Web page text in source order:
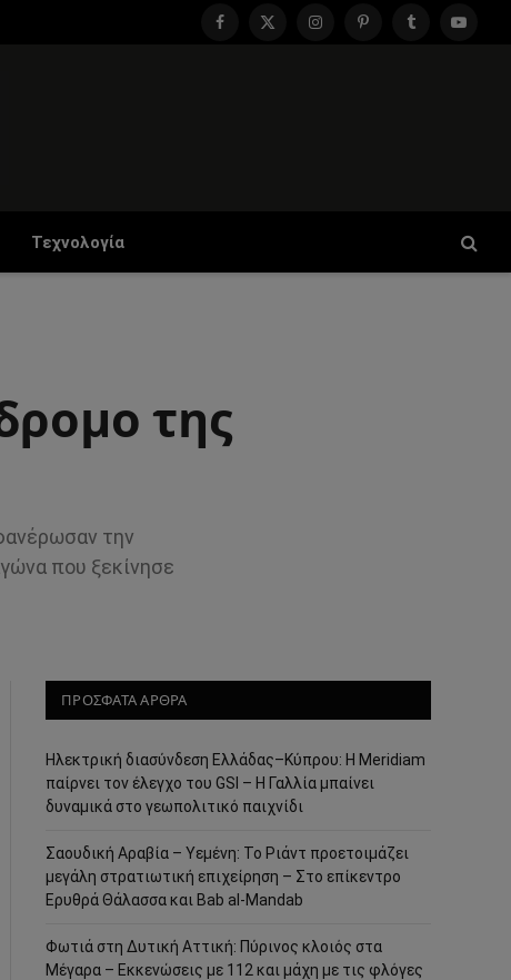
Facebook
X
InstagramPinterestTumblr
Τεχνολογία
της
την
που ξεκίνησε
ΠΡΟΣΦΑΤΑ ΑΡΘΡΑ
Ηλεκτρική διασύνδεση Ελλάδας–Κύπρου: Η Meridiam
παίρνει τον έλεγχο του GSI – Η Γαλλία μπαίνει
δυναμικά στο γεωπολιτικό παιχνίδι
Σαουδική Αραβία – Υεμένη: Το Ριάντ προετοιμάζει
μεγάλη στρατιωτική επιχείρηση – Στο επίκεντρο
Ερυθρά Θάλασσα και Bab al-Mandab
Φωτιά στη Δυτική Αττική: Πύρινος κλοιός στα
Μέγαρα – Εκκενώσεις με 112 και μάχη με τις φλόγες